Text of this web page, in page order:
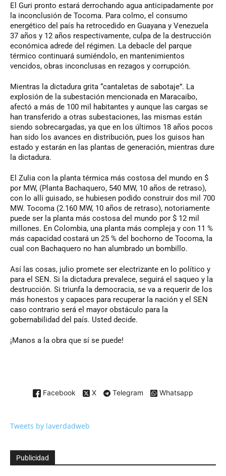
El Guri pronto estará derrochando agua anticipadamente por
la inconclusión de Tocoma. Para colmo, el consumo
energético del país ha retrocedido en Guayana y Venezuela
37 años y 12 años respectivamente, culpa de la destrucción
económica adrede del régimen. La debacle del parque
térmico continuará sumiéndolo, en mantenimientos
vencidos, obras inconclusas en rezagos y corrupción.
Mientras la dictadura grita “cantaletas de sabotaje”. La
explosión de la subestación mencionada en Maracaibo,
afectó a más de 100 mil habitantes y aunque las cargas se
han transferido a otras subestaciones, las mismas están
siendo sobrecargadas, ya que en los últimos 18 años pocos
han sido los avances en distribución, pues los guisos han
estado y estarán en las plantas de generación, mientras dure
la dictadura.
El Zulia con la planta térmica más costosa del mundo en $
por MW, (Planta Bachaquero, 540 MW, 10 años de retraso),
con lo allí guisado, se hubiesen podido construir dos mil 700
MW. Tocoma (2.160 MW, 10 años de retraso), notoriamente
puede ser la planta más costosa del mundo por $ 12 mil
millones. En Colombia, una planta más compleja y con 11 %
más capacidad costará un 25 % del bochorno de Tocoma, la
cual con Bachaquero no han alumbrado un bombillo.
Así las cosas, julio promete ser electrizante en lo político y
para el SEN. Si la dictadura prevalece, seguirá el saqueo y la
destrucción. Si triunfa la democracia, se va a requerir de los
más honestos y capaces para recuperar la nación y el SEN
caso contrario será el mayor obstáculo para la
gobernabilidad del país. Usted decide.
¡Manos a la obra que sí se puede!
Facebook X Telegram Whatsapp
Tweets by laverdadweb
Publicidad